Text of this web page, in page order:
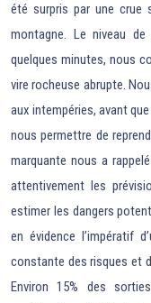
été surpris par une crue
montagne. Le niveau
quelques minutes, nous
vire rocheuse abrupte.
aux intempéries, avant
nous permettre de
marquante nous a
attentivement les
estimer les dangers
en évidence l’impératif
constante des risques et
Environ 15% des